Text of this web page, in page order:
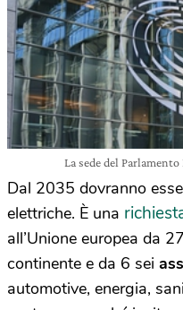
La sede del
Dal 2035 dovranno
elettriche. È una
all’Unione europea da 27
continente e da 6 sei
automotive, energia,